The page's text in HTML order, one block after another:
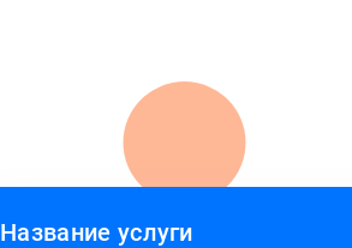
Название услуги